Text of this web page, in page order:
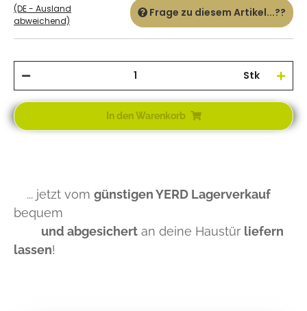
(DE - Ausland
abweichend)
Frage zu diesem Artikel...??
Stk
In den Warenkorb
... jetzt vom günstigen YERD Lagerverkauf
bequem
und abgesichert an deine Haustür liefern
lassen!